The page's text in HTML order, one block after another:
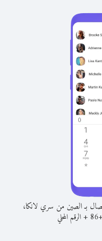
بـ الصين من سري لانكا،
+
86
+الرقم المحلي